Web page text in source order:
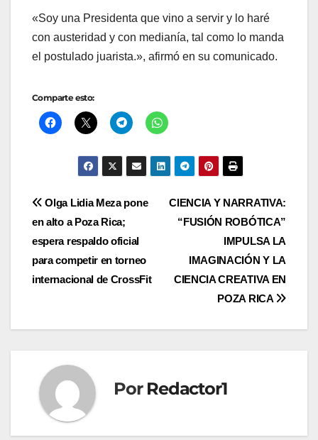
«Soy una Presidenta que vino a servir y lo haré
con austeridad y con medianía, tal como lo manda
el postulado juarista.», afirmó en su comunicado.
Comparte esto:
Navegación
de
entradas
CIENCIA Y NARRATIVA:
“FUSIÓN ROBÓTICA”
IMPULSA LA
IMAGINACIÓN Y LA
CIENCIA CREATIVA EN
POZA RICA
Olga Lidia Meza pone
en alto a Poza Rica;
espera respaldo oficial
para competir en torneo
internacional de CrossFit
Por Redactor1